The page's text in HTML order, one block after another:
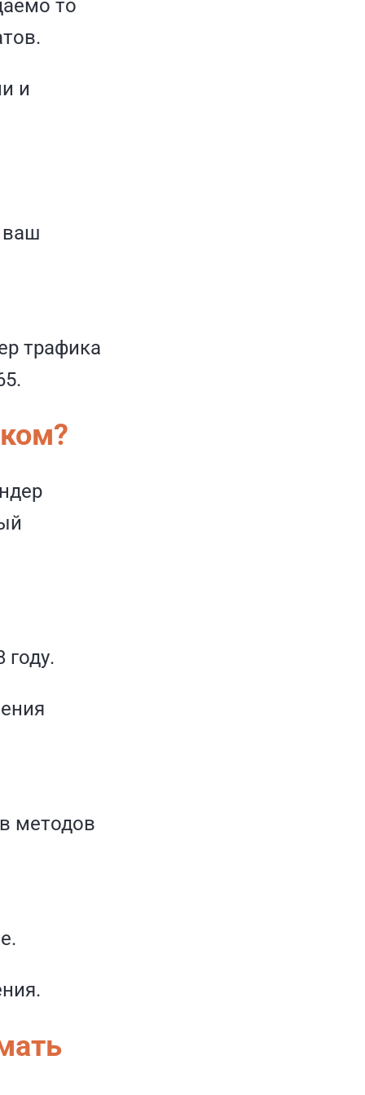
то
и
ваш
трафика
году.
методов